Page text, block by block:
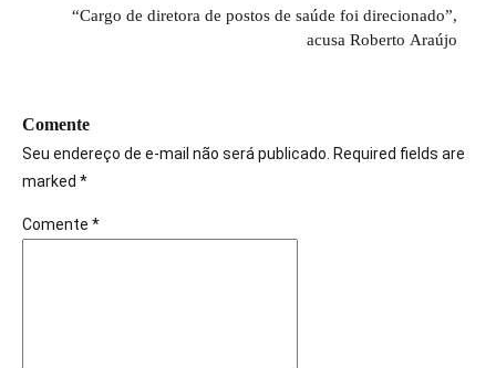
“Cargo de diretora de postos de saúde foi direcionado”,
acusa Roberto Araújo
Comente
Seu endereço de e-mail não será publicado. Required fields are
marked *
Comente *